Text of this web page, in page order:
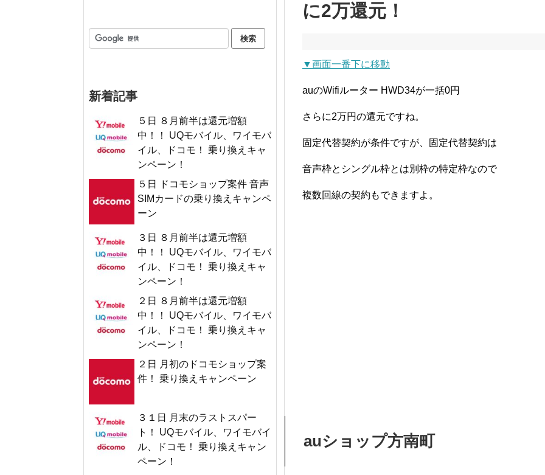
に2万還元！
▼画面一番下に移動
auのWifiルーター HWD34が一括0円
さらに2万円の還元ですね。
固定代替契約が条件ですが、固定代替契約は
音声枠とシングル枠とは別枠の特定枠なので
複数回線の契約もできますよ。
auショップ方南町
新着記事
５日 ８月前半は還元増額
中！！ UQモバイル、ワイモバ
イル、ドコモ！ 乗り換えキャ
ンペーン！
５日 ドコモショップ案件 音声
SIMカードの乗り換えキャンペ
ーン
３日 ８月前半は還元増額
中！！ UQモバイル、ワイモバ
イル、ドコモ！ 乗り換えキャ
ンペーン！
２日 ８月前半は還元増額
中！！ UQモバイル、ワイモバ
イル、ドコモ！ 乗り換えキャ
ンペーン！
２日 月初のドコモショップ案
件！ 乗り換えキャンペーン
３１日 月末のラストスパー
ト！ UQモバイル、ワイモバイ
ル、ドコモ！ 乗り換えキャン
ペーン！